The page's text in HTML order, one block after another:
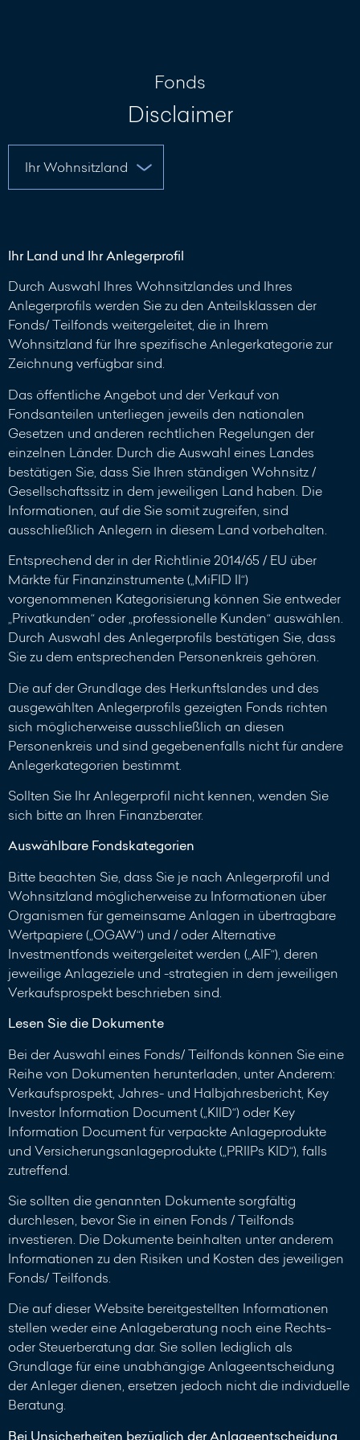
Fonds
Disclaimer
Ihr Land und Ihr Anlegerprofil
Durch Auswahl Ihres Wohnsitzlandes und Ihres
Anlegerprofils werden Sie zu den Anteilsklassen der
Fonds/ Teilfonds weitergeleitet, die in Ihrem
Wohnsitzland für Ihre spezifische Anlegerkategorie zur
Zeichnung verfügbar sind.
Das öffentliche Angebot und der Verkauf von
Fondsanteilen unterliegen jeweils den nationalen
Gesetzen und anderen rechtlichen Regelungen der
einzelnen Länder. Durch die Auswahl eines Landes
bestätigen Sie, dass Sie Ihren ständigen Wohnsitz /
Gesellschaftssitz in dem jeweiligen Land haben. Die
Informationen, auf die Sie somit zugreifen, sind
ausschließlich Anlegern in diesem Land vorbehalten.
Entsprechend der in der Richtlinie 2014/65 / EU über
Märkte für Finanzinstrumente („MiFID II“)
vorgenommenen Kategorisierung können Sie entweder
„Privatkunden“ oder „professionelle Kunden“ auswählen.
Durch Auswahl des Anlegerprofils bestätigen Sie, dass
Sie zu dem entsprechenden Personenkreis gehören.
Die auf der Grundlage des Herkunftslandes und des
ausgewählten Anlegerprofils gezeigten Fonds richten
sich möglicherweise ausschließlich an diesen
Personenkreis und sind gegebenenfalls nicht für andere
Anlegerkategorien bestimmt.
Sollten Sie Ihr Anlegerprofil nicht kennen, wenden Sie
sich bitte an Ihren Finanzberater.
Auswählbare Fondskategorien
Bitte beachten Sie, dass Sie je nach Anlegerprofil und
Wohnsitzland möglicherweise zu Informationen über
Organismen für gemeinsame Anlagen in übertragbare
Wertpapiere („OGAW“) und / oder Alternative
Investmentfonds weitergeleitet werden („AIF“), deren
jeweilige Anlageziele und -strategien in dem jeweiligen
Verkaufsprospekt beschrieben sind.
Lesen Sie die Dokumente
Bei der Auswahl eines Fonds/ Teilfonds können Sie eine
Reihe von Dokumenten herunterladen, unter Anderem:
Verkaufsprospekt, Jahres- und Halbjahresbericht, Key
Investor Information Document („KIID“) oder Key
Information Document für verpackte Anlageprodukte
und Versicherungsanlageprodukte („PRIIPs KID“), falls
zutreffend.
Sie sollten die genannten Dokumente sorgfältig
durchlesen, bevor Sie in einen Fonds / Teilfonds
investieren. Die Dokumente beinhalten unter anderem
Informationen zu den Risiken und Kosten des jeweiligen
Fonds/ Teilfonds.
Die auf dieser Website bereitgestellten Informationen
stellen weder eine Anlageberatung noch eine Rechts-
oder Steuerberatung dar. Sie sollen lediglich als
Grundlage für eine unabhängige Anlageentscheidung
der Anleger dienen, ersetzen jedoch nicht die individuelle
Beratung.
Bei Unsicherheiten bezüglich der Anlageentscheidung